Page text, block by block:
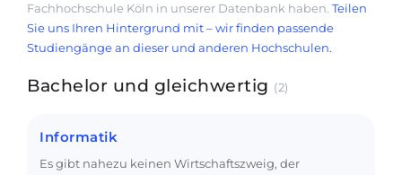
Fachhochschule Köln in unserer Datenbank haben. Teilen
Sie uns Ihren Hintergrund mit – wir finden passende
Studiengänge an dieser und anderen Hochschulen.
Bachelor und gleichwertig (2)
Informatik
Es gibt nahezu keinen Wirtschaftszweig, der